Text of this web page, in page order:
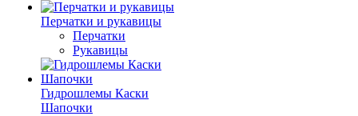
Перчатки и рукавицы
Перчатки
Рукавицы
Гидрошлемы Каски
Шапочки